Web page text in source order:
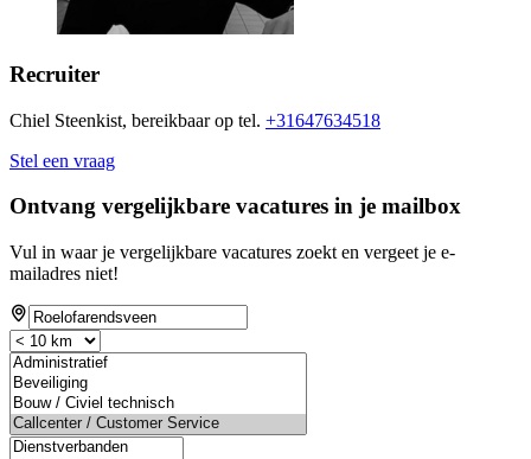
Recruiter
Chiel Steenkist, bereikbaar op tel. +31647634518
Stel een vraag
Ontvang vergelijkbare vacatures in je mailbox
Vul in waar je vergelijkbare vacatures zoekt en vergeet je e-
mailadres niet!